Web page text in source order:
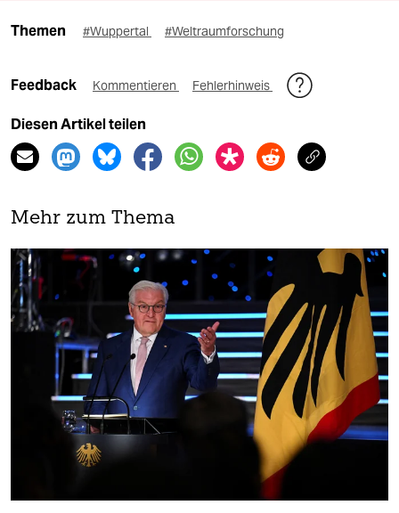
Themen #Wuppertal #Weltraumforschung
Feedback Kommentieren Fehlerhinweis
Diesen Artikel teilen
Mehr zum Thema